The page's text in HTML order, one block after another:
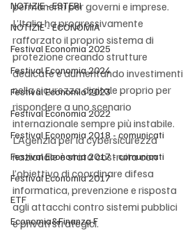
NOTIZIE - ESTERI
NOTIZIE - ECONOMIA
Festival Economia 2025
Festival Economia 2024
Festival Economia 2023
Festival Economia 2022
Festival Economia 2018 - comunicati
Festival Economia 2017 - comunicati
Festival Economia 2017
ETF
Economia&Finanza F
permanenti per governi e imprese.
L’Italia ha progressivamente
rafforzato il proprio sistema di
protezione creando strutture
dedicate e aumentando investimenti
nella sicurezza digitale proprio per
rispondere a uno scenario
internazionale sempre più instabile.
L’Agenzia per la cybersicurezza
nazionale è stata costruita con
l’obiettivo di coordinare difesa
informatica, prevenzione e risposta
agli attacchi contro sistemi pubblici
e privati strategici.